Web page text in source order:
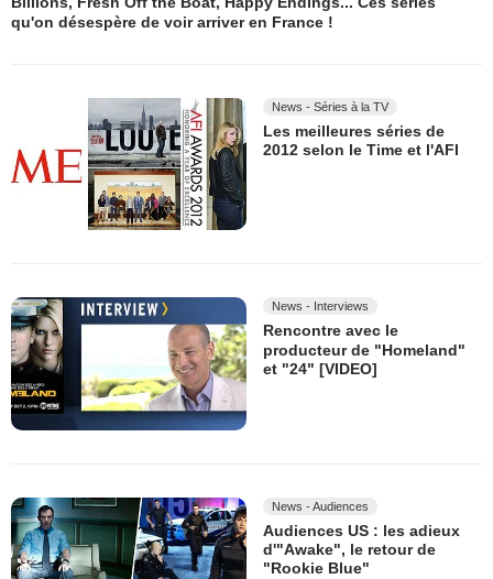
qu'on désespère de voir arriver en France !
News - Séries à la TV
Les meilleures séries de
2012 selon le Time et l'AFI
News - Interviews
Rencontre avec le
producteur de "Homeland"
et "24" [VIDEO]
News - Audiences
Audiences US : les adieux
d'"Awake", le retour de
"Rookie Blue"